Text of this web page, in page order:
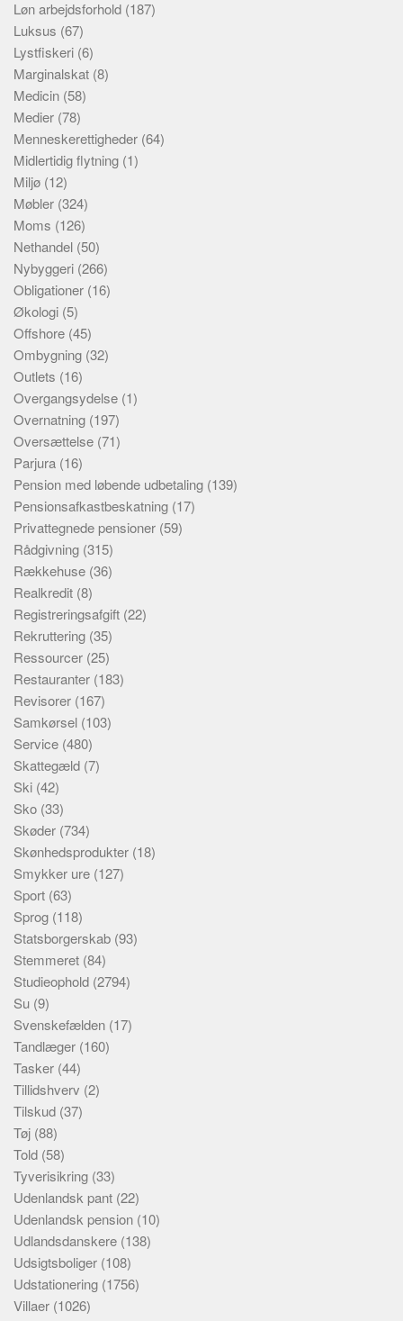
Løn arbejdsforhold (187)
Luksus (67)
Lystfiskeri (6)
Marginalskat (8)
Medicin (58)
Medier (78)
Menneskerettigheder (64)
Midlertidig flytning (1)
Miljø (12)
Møbler (324)
Moms (126)
Nethandel (50)
Nybyggeri (266)
Obligationer (16)
Økologi (5)
Offshore (45)
Ombygning (32)
Outlets (16)
Overgangsydelse (1)
Overnatning (197)
Oversættelse (71)
Parjura (16)
Pension med løbende udbetaling (139)
Pensionsafkastbeskatning (17)
Privattegnede pensioner (59)
Rådgivning (315)
Rækkehuse (36)
Realkredit (8)
Registreringsafgift (22)
Rekruttering (35)
Ressourcer (25)
Restauranter (183)
Revisorer (167)
Samkørsel (103)
Service (480)
Skattegæld (7)
Ski (42)
Sko (33)
Skøder (734)
Skønhedsprodukter (18)
Smykker ure (127)
Sport (63)
Sprog (118)
Statsborgerskab (93)
Stemmeret (84)
Studieophold (2794)
Su (9)
Svenskefælden (17)
Tandlæger (160)
Tasker (44)
Tillidshverv (2)
Tilskud (37)
Tøj (88)
Told (58)
Tyverisikring (33)
Udenlandsk pant (22)
Udenlandsk pension (10)
Udlandsdanskere (138)
Udsigtsboliger (108)
Udstationering (1756)
Villaer (1026)